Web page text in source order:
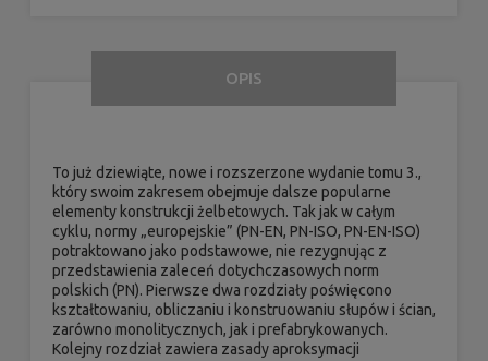
OPIS
To już dziewiąte, nowe i rozszerzone wydanie tomu 3.,
który swoim zakresem obejmuje dalsze popularne
elementy konstrukcji żelbetowych. Tak jak w całym
cyklu, normy „europejskie” (PN-EN, PN-ISO, PN-EN-ISO)
potraktowano jako podstawowe, nie rezygnując z
przedstawienia zaleceń dotychczasowych norm
polskich (PN). Pierwsze dwa rozdziały poświęcono
kształtowaniu, obliczaniu i konstruowaniu słupów i ścian,
zarówno monolitycznych, jak i prefabrykowanych.
Kolejny rozdział zawiera zasady aproksymacji